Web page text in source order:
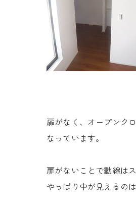
扉がなく、オープンク
なっています。
扉がないことで動線は
やっぱり中が見えるの